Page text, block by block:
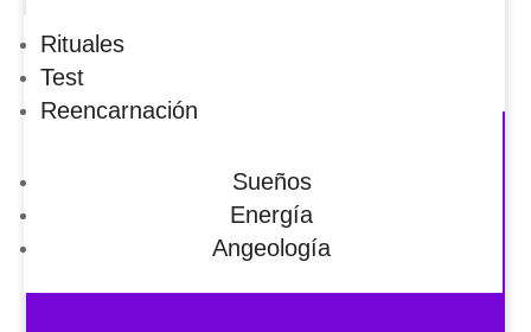
Rituales
Test
Reencarnación
Sueños
Energía
Angeología